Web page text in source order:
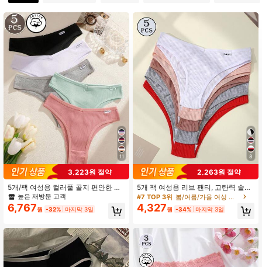
4.89 3.3K 팔로워
4.89 3.3K 팔로워
4.89 3.3K 팔로워
4.89 3.3K 팔로워
4.89 3.3K 팔로워
4.89 3.3K 팔로워
3.3K 팔로워
11
3,223원 절약
5개/팩 여성용 컬러풀 골지 편안한 통
기성 로우 라이즈 섹시 팬티
높은 재방문 고객
6,767원 -32% 마지막 3일
8
2,263원 절약
5개 팩 여성용 리브 팬티, 고탄력 솔리
드 컬러 레터 디자인 로우 웨이스트 브
리프, 일상 착용
#7 TOP 3위 봄/여름/가을 여성 브리프
4,327원 -34% 마지막 3일